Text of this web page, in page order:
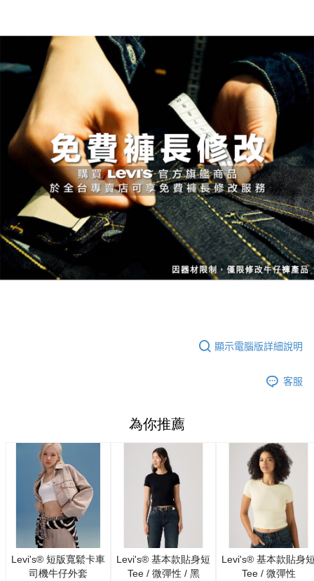
顯示電腦版詳細說明
客服